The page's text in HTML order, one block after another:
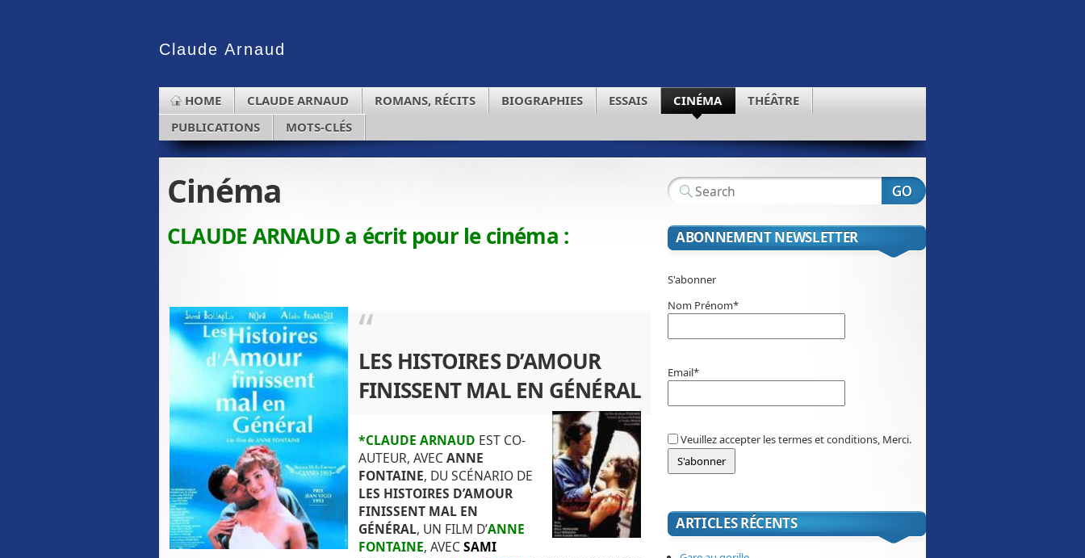
Claude Arnaud
HOME CLAUDE ARNAUD ROMANS, RÉCITS BIOGRAPHIES ESSAIS CINÉMA
THÉÂTRE
PUBLICATIONS
MOTS-CLÉS
Cinéma
CLAUDE ARNAUD a écrit pour le cinéma :
LES HISTOIRES D’AMOUR
FINISSENT MAL EN GÉNÉRAL
*CLAUDE ARNAUD EST CO-
AUTEUR, AVECANNE
FONTAINE, DU SCÉNARIO DE
LES HISTOIRES D’AMOUR
FINISSENT MAL EN
GÉNÉRAL, UN FILM D’ANNE
FONTAINE, AVECSAMI
ABONNEMENT NEWSLETTER
S'abonner
Nom Prénom*
Email*
Veuillez accepter les termes et conditions, Merci.
ARTICLES RÉCENTS